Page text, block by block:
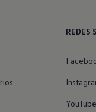
REDES
YouTube